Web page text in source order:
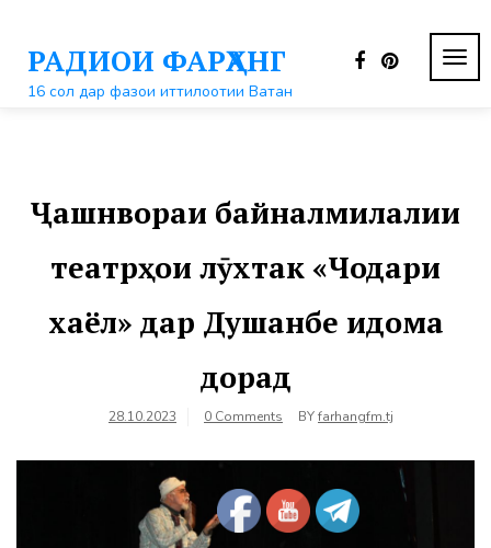
контентуРАДИОИ ФАРҲАНГ
16 сол дар фазои иттилоотии Ватан
Ҷашнвораи байналмилалии
театрҳои лӯхтак «Чодари
хаёл» дар Душанбе идома
дорад
28.10.2023 0 Comments BYfarhangfm.tj